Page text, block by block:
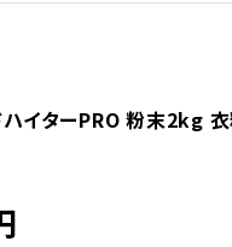
ハイターPRO 粉末2kg